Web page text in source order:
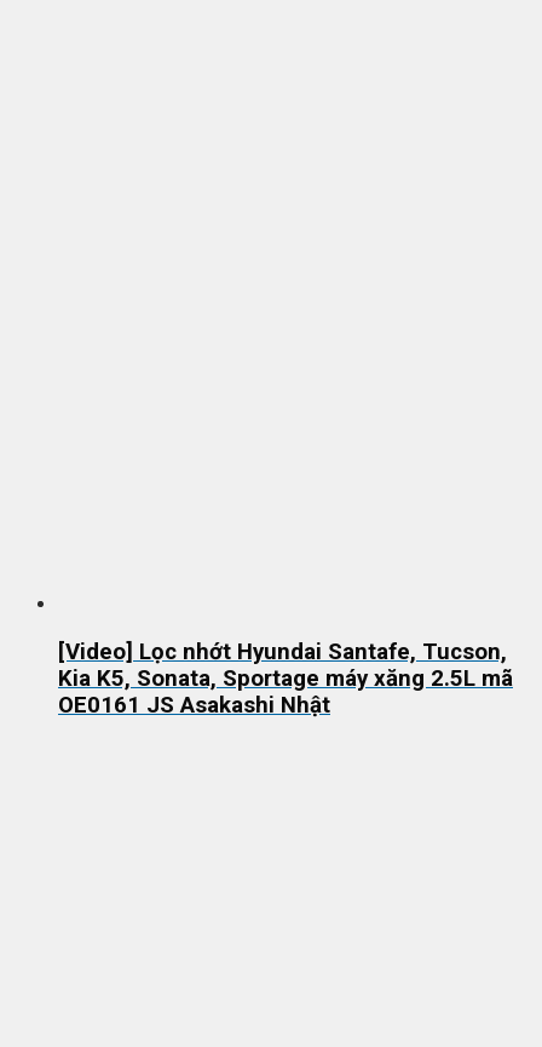
[Video] Lọc nhớt Hyundai Santafe, Tucson,
Kia K5, Sonata, Sportage máy xăng 2.5L mã
OE0161 JS Asakashi Nhật